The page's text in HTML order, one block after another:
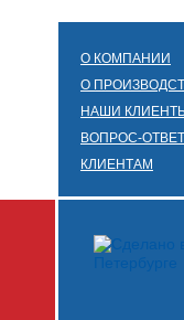
О КОМПАНИИ
О
НАШИ
ВОПРОС-ОТВЕТ
КЛИЕНТАМ